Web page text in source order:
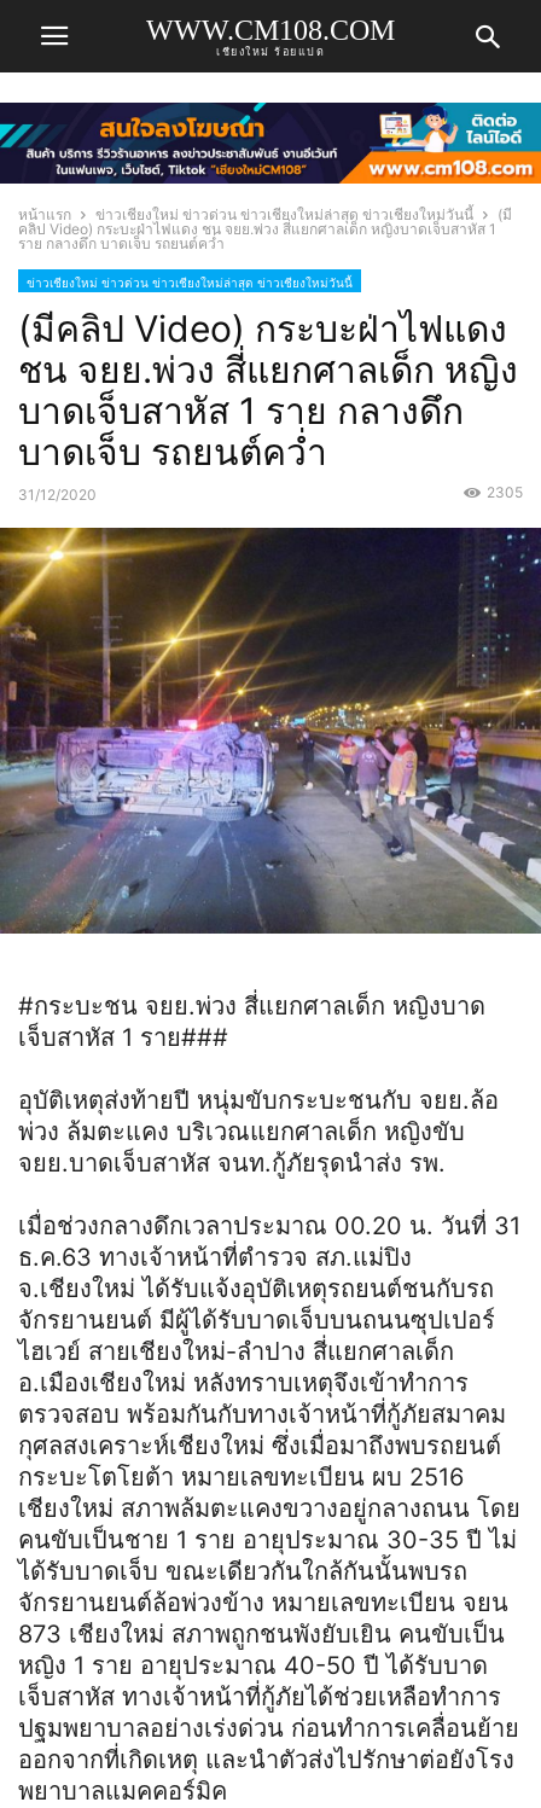
WWW.CM108.COM
เชียงใหม่ ร้อยแปด
หน้าแรก ข่าวเชียงใหม่ ข่าวด่วน ข่าวเชียงใหม่ล่าสุด ข่าวเชียงใหม่วันนี้
(มี
คลิป Video) กระบะฝ่าไฟแดง ชน จยย.พ่วง สี่แยกศาลเด็ก หญิงบาดเจ็บสาหัส 1
ราย กลางดึก บาดเจ็บ รถยนต์คว่ำ
ข่าวเชียงใหม่ ข่าวด่วน ข่าวเชียงใหม่ล่าสุด ข่าวเชียงใหม่วันนี้
(มีคลิป Video) กระบะฝ่าไฟแดง
ชน จยย.พ่วง สี่แยกศาลเด็ก หญิง
บาดเจ็บสาหัส 1 ราย กลางดึก
บาดเจ็บ รถยนต์คว่ำ
31/12/2020 2305
#กระบะชน จยย.พ่วง สี่แยกศาลเด็ก หญิงบาด
เจ็บสาหัส 1 ราย###
อุบัติเหตุส่งท้ายปี หนุ่มขับกระบะชนกับ จยย.ล้อ
พ่วง ล้มตะแคง บริเวณแยกศาลเด็ก หญิงขับ
จยย.บาดเจ็บสาหัส จนท.กู้ภัยรุดนำส่ง รพ.
เมื่อช่วงกลางดึกเวลาประมาณ 00.20 น. วันที่ 31
ธ.ค.63 ทางเจ้าหน้าที่ตำรวจ สภ.แม่ปิง
จ.เชียงใหม่ ได้รับแจ้งอุบัติเหตุรถยนต์ชนกับรถ
จักรยานยนต์ มีผู้ได้รับบาดเจ็บบนถนนซุปเปอร์
ไฮเวย์ สายเชียงใหม่-ลำปาง สี่แยกศาลเด็ก
อ.เมืองเชียงใหม่ หลังทราบเหตุจึงเข้าทำการ
ตรวจสอบ พร้อมกันกับทางเจ้าหน้าที่กู้ภัยสมาคม
กุศลสงเคราะห์เชียงใหม่ ซึ่งเมื่อมาถึงพบรถยนต์
กระบะโตโยต้า หมายเลขทะเบียน ผบ 2516
เชียงใหม่ สภาพล้มตะแคงขวางอยู่กลางถนน โดย
คนขับเป็นชาย 1 ราย อายุประมาณ 30-35 ปี ไม่
ได้รับบาดเจ็บ ขณะเดียวกันใกล้กันนั้นพบรถ
จักรยานยนต์ล้อพ่วงข้าง หมายเลขทะเบียน จยน
873 เชียงใหม่ สภาพถูกชนพังยับเยิน คนขับเป็น
หญิง 1 ราย อายุประมาณ 40-50 ปี ได้รับบาด
เจ็บสาหัส ทางเจ้าหน้าที่กู้ภัยได้ช่วยเหลือทำการ
ปฐมพยาบาลอย่างเร่งด่วน ก่อนทำการเคลื่อนย้าย
ออกจากที่เกิดเหตุ และนำตัวส่งไปรักษาต่อยังโรง
พยาบาลแมคคอร์มิค